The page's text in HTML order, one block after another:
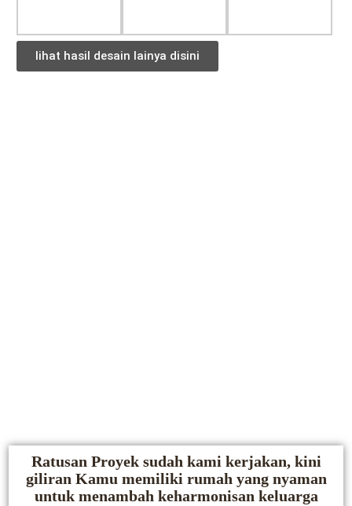
lihat hasil desain lainya disini
Ratusan Proyek sudah kami kerjakan, kini
giliran Kamu memiliki rumah yang nyaman
untuk menambah keharmonisan keluarga